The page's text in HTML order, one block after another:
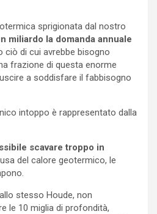
sprigionata dal nostro
miliardo la domanda annuale
ciò di cui avrebbe bisogno
frazione di questa enorme
a soddisfare il fabbisogno
intoppo è rappresentato dalla
scavare troppo in
del calore geotermico, le
stesso Houde, non
le 10 miglia di profondità,